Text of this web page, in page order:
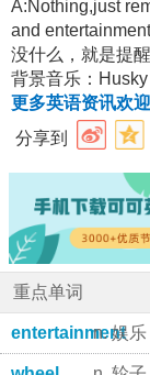
A:Nothing,just
and
没什么，就是提
背景音乐：
更多英语资讯欢
分享到
重点单词
entertainment
n. 娱乐